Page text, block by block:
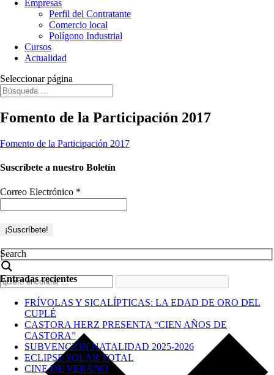
Empresas
Perfil del Contratante
Comercio local
Polígono Industrial
Cursos
Actualidad
Seleccionar página
Fomento de la Participación 2017
Fomento de la Participación 2017
Suscríbete a nuestro Boletín
Correo Electrónico *
Search
Entradas recientes
FRÍVOLAS Y SICALÍPTICAS: LA EDAD DE ORO DEL
CUPLÉ
CASTORA HERZ PRESENTA “CIEN AÑOS DE
CASTORA”
SUBVENCIÓN NATALIDAD 2025-2026
ECLIPSE SOLAR TOTAL
CINE DE VERANO